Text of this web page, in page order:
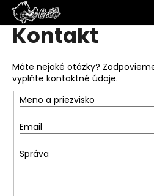
PrejsťKontakt
Máte nejaké otázky?
vyplňte kontaktné údaje.
Meno a priezvisko
Email
Správa
o Späť
Späť
Č
o
p
e